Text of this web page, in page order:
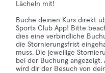
Lächeln mit!
Buche deinen Kurs direkt
Sports Club App! Bitte
dies eine verbindliche
die Stornierungsfrist
muss. Die jeweilige
bei der Buchung angezeigt.
wird dir der Besuch von